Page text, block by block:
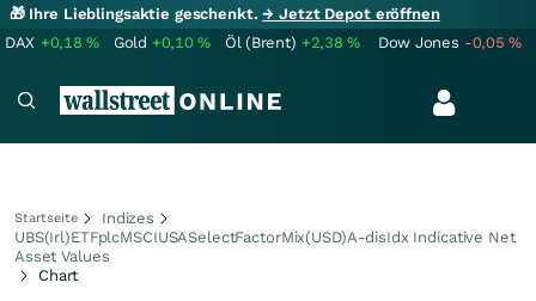
🎁 Ihre Lieblingsaktie geschenkt.→ Jetzt Depot eröffnen
DAX +0,18% Gold +0,10% Öl (Brent) +2,38% Dow Jones -0,05%
Startseite
Indizes
UBS(Irl)ETFplcMSCIUSASelectFactorMix(USD)A-disIdx Indicative Net
Asset Values
Chart